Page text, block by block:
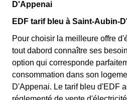
D'Appenai
EDF tarif bleu à Saint-Aubin-
Pour choisir la meilleure offre
tout dabord connaître ses
option qui corresponde
consommation dans son
D'Appenai. Le tarif bleu d'EDF